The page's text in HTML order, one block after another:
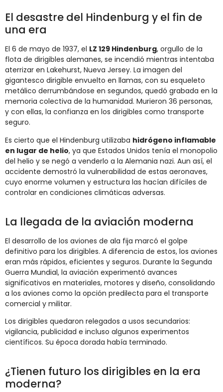
El desastre del Hindenburg y el fin de
una era
El 6 de mayo de 1937, el LZ 129 Hindenburg, orgullo de la
flota de dirigibles alemanes, se incendió mientras intentaba
aterrizar en Lakehurst, Nueva Jersey. La imagen del
gigantesco dirigible envuelto en llamas, con su esqueleto
metálico derrumbándose en segundos, quedó grabada en la
memoria colectiva de la humanidad. Murieron 36 personas,
y con ellas, la confianza en los dirigibles como transporte
seguro.
Es cierto que el Hindenburg utilizaba hidrógeno inflamable
en lugar de helio, ya que Estados Unidos tenía el monopolio
del helio y se negó a venderlo a la Alemania nazi. Aun así, el
accidente demostró la vulnerabilidad de estas aeronaves,
cuyo enorme volumen y estructura las hacían difíciles de
controlar en condiciones climáticas adversas.
La llegada de la aviación moderna
El desarrollo de los aviones de ala fija marcó el golpe
definitivo para los dirigibles. A diferencia de estos, los aviones
eran más rápidos, eficientes y seguros. Durante la Segunda
Guerra Mundial, la aviación experimentó avances
significativos en materiales, motores y diseño, consolidando
a los aviones como la opción predilecta para el transporte
comercial y militar.
Los dirigibles quedaron relegados a usos secundarios:
vigilancia, publicidad e incluso algunos experimentos
científicos. Su época dorada había terminado.
¿Tienen futuro los dirigibles en la era
moderna?